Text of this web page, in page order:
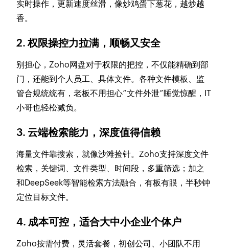
实时操作，更新速度丝滑，像炒鸡蛋下葱花，越炒越
香。
2. 权限操控力拉满，顺畅又安全
别担心，Zoho网盘对于权限的把控，不仅能精确到部
门，还能到个人员工、具体文件。各种文件模板、监
管合规统统有，老板不用担心“文件外泄”睡觉惊醒，IT
小哥也轻松减负。
3. 云端检索能力，深度值得信赖
海量文件靠搜索，就像沙滩捡针。Zoho支持深度文件
检索，关键词、文件类型、时间段，多重筛选；加之
和DeepSeek等智能检索方法融合，有板有眼，半秒钟
定位目标文件。
4. 成本可控，适合大中小企业个体户
Zoho按需付费，灵活套餐，初创公司、小团队不用